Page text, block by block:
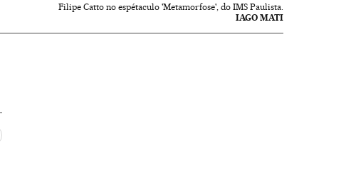
Filipe Catto no espétaculo 'Metamorfose', do IMS Paulista.
IAGO MATI